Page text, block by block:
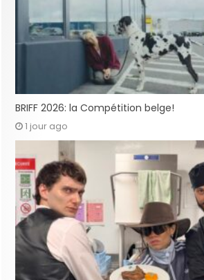
BRIFF 2026: la Compétition belge!
1 jour ago